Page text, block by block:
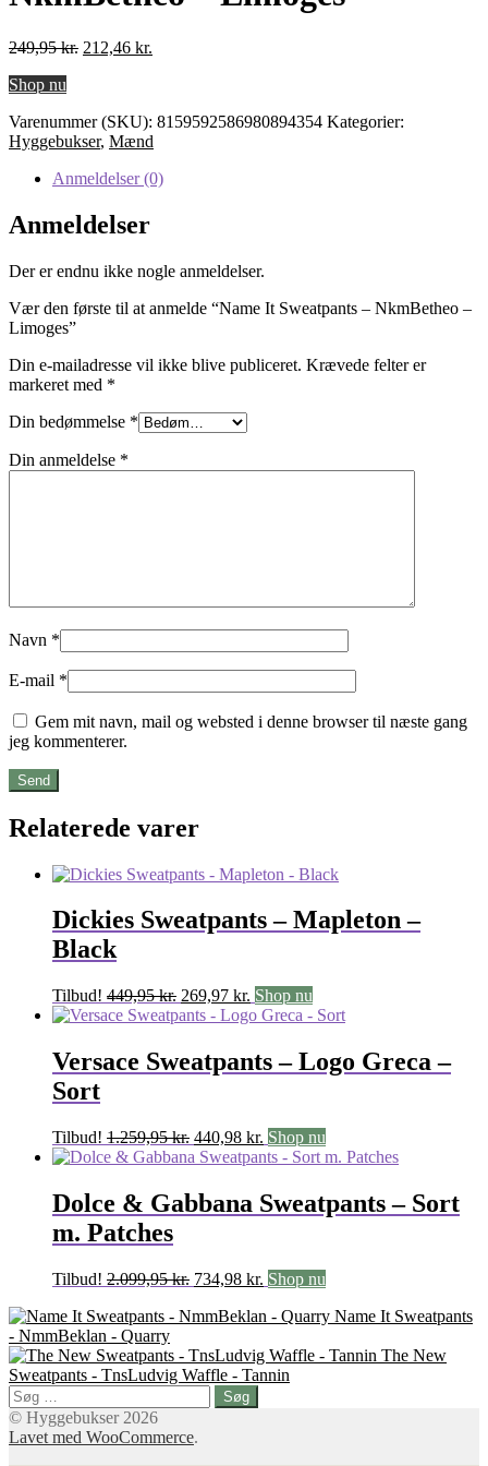
249,95kr. Den
249,95 kr..
212,46 kr.
212,46 kr..
Shop nu
Varenummer (SKU): 8159592586980894354 Kategorier:
Hyggebukser, Mænd
Anmeldelser (0)
Anmeldelser
Der er endnu ikke nogle anmeldelser.
Vær den første til at anmelde “Name It Sweatpants – NkmBetheo –
Limoges”
Din e-mailadresse vil ikke blive publiceret. Krævede felter er
markeret med *
Din bedømmelse *
Din anmeldelse *
Navn *
E-mail *
Gem mit navn, mail og websted i denne browser til næste gang
jeg kommenterer.
Relaterede varer
Dickies Sweatpants – Mapleton –
Black
Tilbud! 449,95kr. Den
oprindelige
449,95 kr..
269,97 kr. Den
aktuelle
er:
269,97 kr..
Shop nu
Versace Sweatpants – Logo Greca –
Sort
Tilbud! 1.259,95kr. Den
oprindelige
var:
1.259,95 kr..
440,98 kr. Den
aktuelle
er:
440,98 kr..
Shop nu
Dolce & Gabbana Sweatpants – Sort
m. Patches
Tilbud! 2.099,95kr. Den
pris
2.099,95 kr..
734,98 kr. Den
pris
734,98 kr..
Shop nu
Name It Sweatpants
- NmmBeklan - Quarry
The New
Sweatpants - TnsLudvig Waffle - Tannin
Søg
efter:
© Hyggebukser 2026
Lavet med WooCommerce.